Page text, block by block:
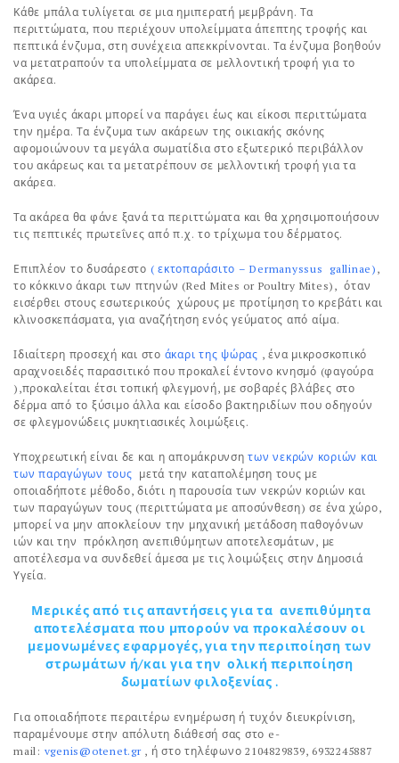
Κάθε μπάλα τυλίγεται σε μια ημιπερατή μεμβράνη. Τα
περιττώματα, που περιέχουν υπολείμματα άπεπτης τροφής και
πεπτικά ένζυμα, στη συνέχεια απεκκρίνονται. Τα ένζυμα βοηθούν
να μετατραπούν τα υπολείμματα σε μελλοντική τροφή για το
ακάρεα.
Ένα υγιές άκαρι μπορεί να παράγει έως και είκοσι περιττώματα
την ημέρα. Τα ένζυμα των ακάρεων της οικιακής σκόνης
αφομοιώνουν τα μεγάλα σωματίδια στο εξωτερικό περιβάλλον
του ακάρεως και τα μετατρέπουν σε μελλοντική τροφή για τα
ακάρεα.
Τα ακάρεα θα φάνε ξανά τα περιττώματα και θα χρησιμοποιήσουν
τις πεπτικές πρωτεΐνες από π.χ. το τρίχωμα του δέρματος.
Επιπλέον το δυσάρεστο ( εκτοπαράσιτο – Dermanyssus gallinae) ,
το κόκκινο άκαρι των πτηνών (Red Mites or Poultry Mites), όταν
εισέρθει στους εσωτερικούς χώρους με προτίμηση το κρεβάτι και
κλινοσκεπάσματα, για αναζήτηση ενός γεύματος από αίμα.
Ιδιαίτερη προσεχή και στο άκαρι της ψώρας , ένα μικροσκοπικό
αραχνοειδές παρασιτικό που προκαλεί έντονο κνησμό (φαγούρα
),προκαλείται έτσι τοπική φλεγμονή, με σοβαρές βλάβες στο
δέρμα από το ξύσιμο άλλα και είσοδο βακτηριδίων που οδηγούν
σε φλεγμονώδεις μυκητιασικές λοιμώξεις.
Υποχρεωτική είναι δε και η απομάκρυνσητων νεκρών κοριών και
των παραγώγων τους μετά την καταπολέμηση τους με
οποιαδήποτε μέθοδο, διότι η παρουσία των νεκρών κοριών και
των παραγώγων τους (περιττώματα με αποσύνθεση) σε ένα χώρο,
μπορεί να μην αποκλείουν την μηχανική μετάδοση παθογόνων
ιών και την πρόκληση ανεπιθύμητων αποτελεσμάτων, με
αποτέλεσμα να συνδεθεί άμεσα με τις λοιμώξεις στην Δημοσιά
Υγεία.
Μερικές από τις απαντήσεις για τα ανεπιθύμητα
αποτελέσματα που μπορούν να προκαλέσουν οι
μεμονωμένες εφαρμογές, για την περιποίηση των
στρωμάτων ή/και για την ολική περιποίηση
δωματίων φιλοξενίας .
Για οποιαδήποτε περαιτέρω ενημέρωση ή τυχόν διευκρίνιση,
παραμένουμε στην απόλυτη διάθεσή σας στο e-
mail: vgenis@otenet.gr, ή στο τηλέφωνο 2104829839, 6932245887